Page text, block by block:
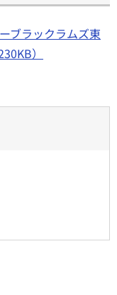
ブラックラムズ東
）